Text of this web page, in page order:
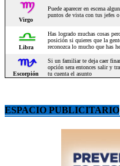
ESPACIO PUBLICITARIO